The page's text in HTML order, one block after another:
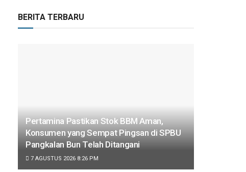
BERITA TERBARU
Pertamina Pastikan Stok BBM Aman,
Konsumen yang Sempat Pingsan di SPBU
Pangkalan Bun Telah Ditangani
7 AGUSTUS 2026 8:26 PM